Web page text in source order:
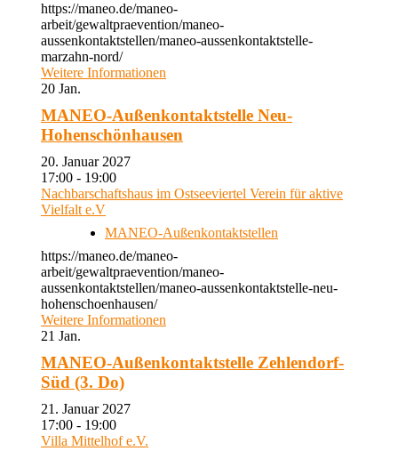
https://maneo.de/maneo-
arbeit/gewaltpraevention/maneo-
aussenkontaktstellen/maneo-aussenkontaktstelle-
marzahn-nord/
Weitere Informationen
20 Jan.
MANEO-Außenkontaktstelle Neu-
Hohenschönhausen
20. Januar 2027
17:00 - 19:00
Nachbarschaftshaus im Ostseeviertel Verein für aktive
Vielfalt e.V
MANEO-Außenkontaktstellen
https://maneo.de/maneo-
arbeit/gewaltpraevention/maneo-
aussenkontaktstellen/maneo-aussenkontaktstelle-neu-
hohenschoenhausen/
Weitere Informationen
21 Jan.
MANEO-Außenkontaktstelle Zehlendorf-
Süd (3. Do)
21. Januar 2027
17:00 - 19:00
Villa Mittelhof e.V.